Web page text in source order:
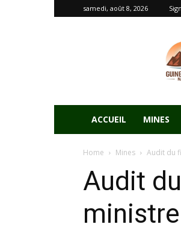
samedi, août 8, 2026
ACCUEIL MINES
Home Mines Audit du
Audit